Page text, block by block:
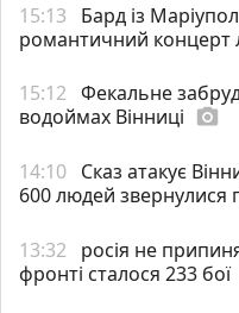
15:13
Бард із
романтичний концерт
15:12 Фекальне
водоймах Вінниці photo_camera
14:10 Сказ атакує
600 людей звернулися
13:32
росія не
фронті сталося 233 бої